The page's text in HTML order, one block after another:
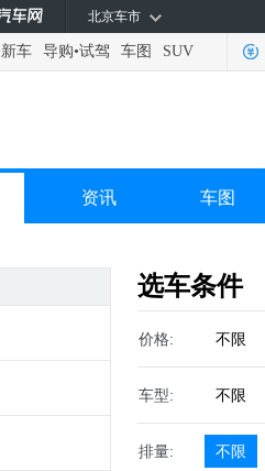
北京车市
新车 导购•试驾 车图 SUV
资讯 车图
选车条件
价格: 不限
车型: 不限
排量: 不限